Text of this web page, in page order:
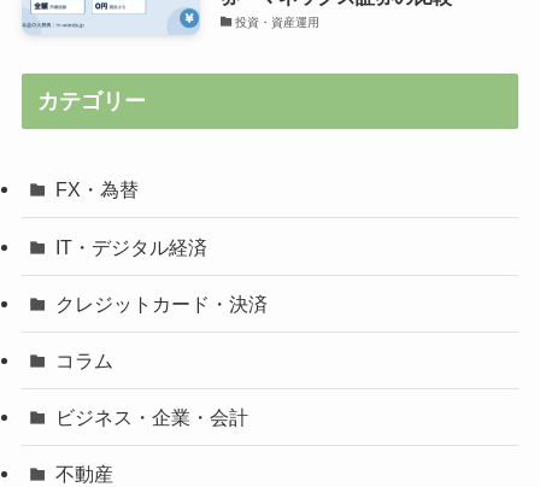
投資・資産運用
カテゴリー
FX・為替
IT・デジタル経済
クレジットカード・決済
コラム
ビジネス・企業・会計
不動産